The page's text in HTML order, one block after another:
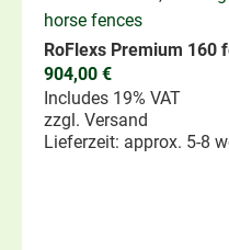
horse fences
RoFlexs Premium 160
904,00 €
Includes 19% VAT
zzgl. Versand
Lieferzeit: approx. 5-8